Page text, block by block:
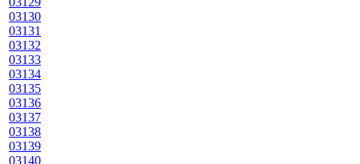
03130
03131
03132
03133
03134
03135
03136
03137
03138
03139
03140